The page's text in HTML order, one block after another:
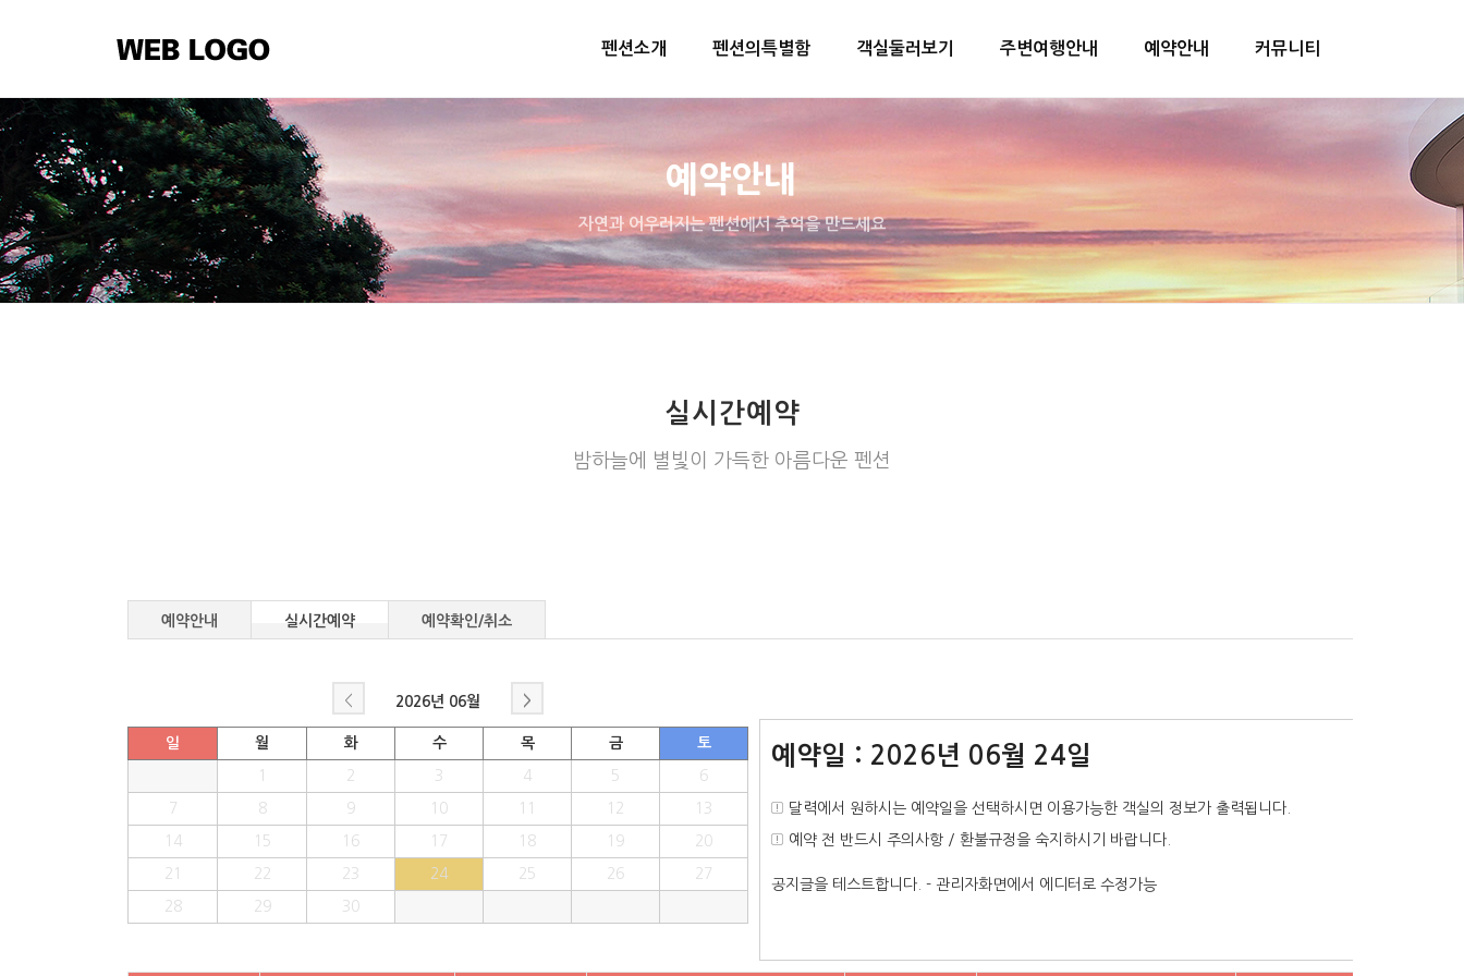
펜션소개 펜션의특별함 객실둘러보기 주변여행안내 예약안내 커뮤니티
예약안내
자연과 어우러지는 펜션에서 추억을 만드세요
실시간예약
밤하늘에 별빛이 가득한 아름다운 펜션
예약안내 실시간예약 예약확인/취소
< 2026년 06월 >
일 월 화 수 목 금 토
2 3 4 5 6
7 8 9 10 12 13
14 15 16 17 18 19 20
21 22 23 24 25 26 27
28 29 30
예약일 : 2026년 06월 24일
달력에서 원하시는 예약일을 선택하시면 이용가능한 객실의 정보가 출력됩니다.
예약 전 반드시 주의사항 / 환불규정을 숙지하시기 바랍니다.
공지글을 테스트합니다. - 관리자화면에서 에디터로 수정가능